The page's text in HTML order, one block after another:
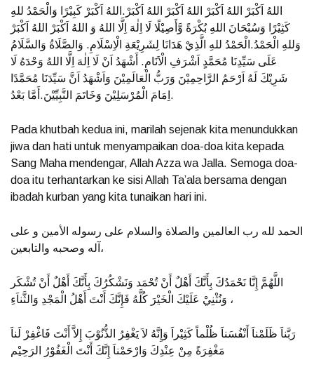
اللهُ اَكْبَرْ اللهُ اَكْبَرْ اللهُ اَكْبَرْ اللهُ اَكْبَرْ.اللهُ اَكْبَرْ كَبِيْرًا وَالْحَمْدُ للهِ
كَثِيْرًا وَسُبْحَانَ اللهِ بُكْرَةً وَّأَصِيْلًا لَا اِلٰهَ اِلَّا اللهُ وَ اللهُ اَكْبَرْ اللهُ اَكْبَرْ
وَللهِ الْحَمْدُ.الْحَمْدُ للهِ الَّذِيْ هَدَانَا لِشَرِيْعَةِ الْاِسْلَامِ. وَالصَّلَاةُ وَالسَّلَامُ
عَلَى سَيِّدِنَا مُحَمَّدٍ اَشْرَفِ الْاَنَامِ. أَشْهَدُ اَنْ لَا اِلٰهَ اِلَّا اللهُ وَحْدَهُ لَا
شَرِيْكَ لَهُ اَرْحَمُ الرَّاحِمِيْنَ وَرَبُّ الْعَالَمِيْنَ وَاَشْهَدُ اَنَّ سَيِّدَنَا مُحَمَّدًا
اِمَامَ الْمُرْسَلِيْنَ وَخَاتَمَ النَّبِيِّيْنَ.أَمَّا بَعْدُ.
Pada khutbah kedua ini, marilah sejenak kita menundukkan
jiwa dan hati untuk menyampaikan doa-doa kita kepada
Sang Maha mendengar, Allah Azza wa Jalla. Semoga doa-
doa itu terhantarkan ke sisi Allah Ta’ala bersama dengan
ibadah kurban yang kita tunaikan hari ini.
الحمد لله رب العالمين والصلاة والسلام على رسوله الأمين و على
آله وصحبه والتابعين،
اللَّهُمَّ إِنَّا نَحْمَدُكَ بِأَنَّكَ أَهْلٌ أَنْ تُحْمَد وَنَشْكُرُكَ بِأَنَّكَ أَهْلٌ أَنْ تُشْكَر
وَنُثْنِيْ عَلَيْكَ الْخَيْرَ كُلَّهُ فَإِنَّكَ أَنْتَ أَهْلُ الْمَجْدِ وَالثَّناَءِ ،
رَبَّناَ ظَلَمْناَ أَنْفُسَناَ ظُلْماً كَثِيْراَ وَإِنَّهُ لاَ يَغْفِرُ الذُّنُوْبَ إِلاَّ أَنْتَ فَاغْفِرْ لَناَ
مَغْفِرَةً مِنْ عِنْدِكَ وَارْحَمْناَ إِنَّكَ أَنْتَ الْغَفُوْرُ الرَحِيْم